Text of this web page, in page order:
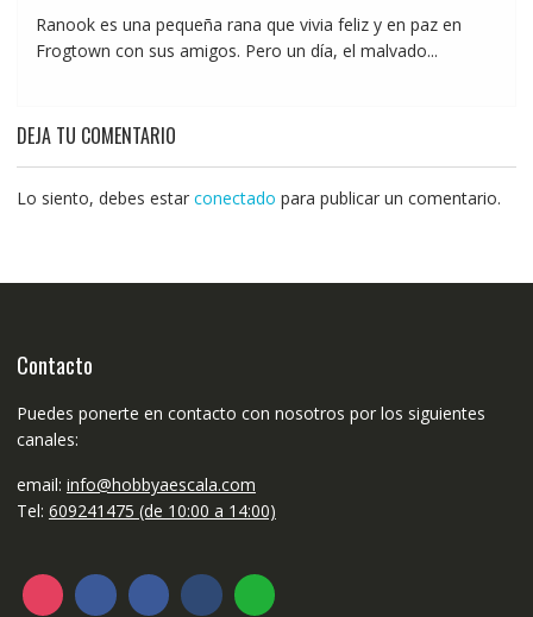
Ranook es una pequeña rana que vivia feliz y en paz en
Frogtown con sus amigos. Pero un día, el malvado...
DEJA TU COMENTARIO
Lo siento, debes estar conectado para publicar un comentario.
Contacto
Puedes ponerte en contacto con nosotros por los siguientes
canales:
email: info@hobbyaescala.com
Tel: 609241475 (de 10:00 a 14:00)